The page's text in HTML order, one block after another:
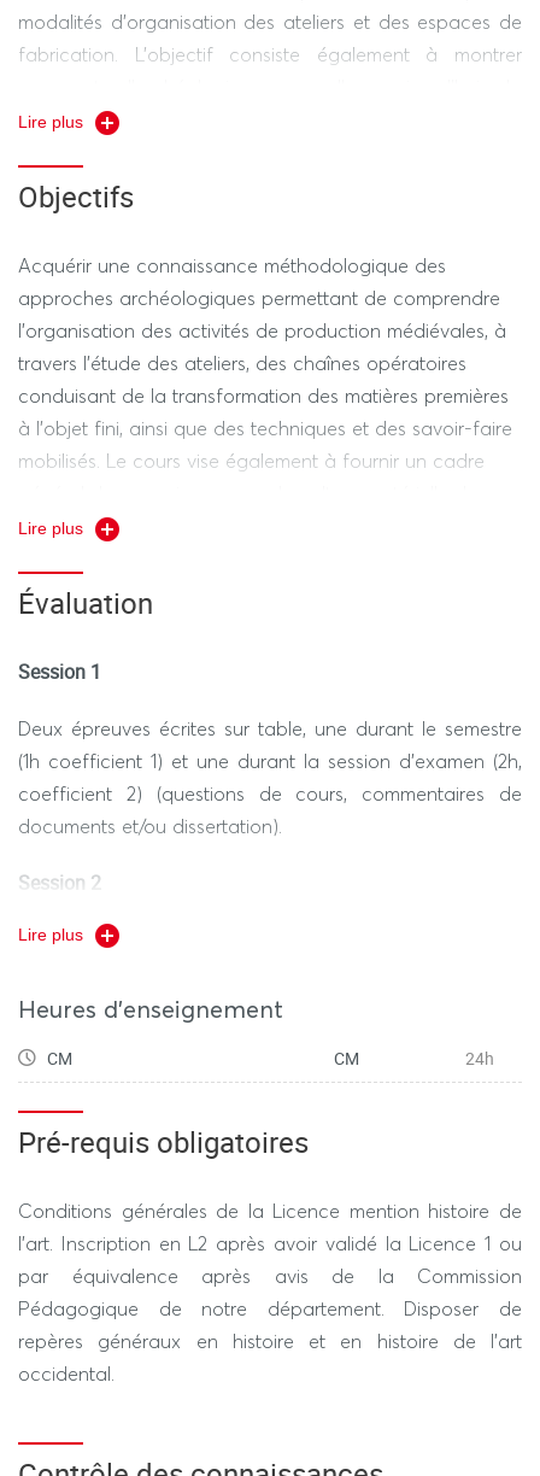
modalités d’organisation des ateliers et des espaces de
fabrication. L’objectif consiste également à montrer
compréhension des systèmes de production médiévaux
développement des approches archéométriques.
des arts du feu — métallurgie et verrerie — mais
également la fabrication des objets tournés en bois ainsi
que le travail des matières dures animales...
Lire plus
Objectifs
Acquérir une connaissance méthodologique des
approches archéologiques permettant de comprendre
l’organisation des activités de production médiévales, à
travers l’étude des ateliers, des chaînes opératoires
conduisant de la transformation des matières premières
à l’objet fini, ainsi que des techniques et des savoir-faire
mobilisés. Le cours vise également à fournir un cadre
Moyen Âge.
Lire plus
Évaluation
Session 1
Deux épreuves écrites sur table, une durant le semestre
(1h coefficient 1) et une durant la session d’examen (2h,
coefficient 2) (questions de cours, commentaires de
documents et/ou dissertation).
Session 2
Une épreuve écrite sur table de deux heures (questions
dissertation).
Lire plus
Heures d'enseignement
CM CM 24h
Pré-requis obligatoires
Conditions générales de la Licence mention histoire de
l’art. Inscription en L2 après avoir validé la Licence 1 ou
par équivalence après avis de la Commission
Pédagogique de notre département. Disposer de
repères généraux en histoire et en histoire de l’art
occidental.